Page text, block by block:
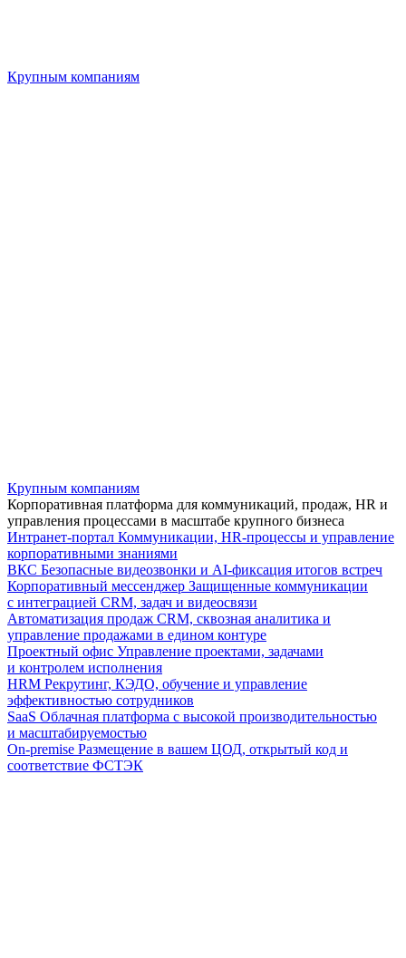
Крупным компаниям
Крупным компаниям
Корпоративная платформа для коммуникаций, продаж, HR и
управления процессами в масштабе крупного бизнеса
Интранет-портал Коммуникации, HR-процессы и управление
корпоративными знаниями
ВКС Безопасные видеозвонки и AI-фиксация итогов встреч
Корпоративный мессенджер Защищенные коммуникации
с интеграцией CRM, задач и видеосвязи
Автоматизация продаж CRM, сквозная аналитика и
управление продажами в едином контуре
Проектный офис Управление проектами, задачами
и контролем исполнения
HRM Рекрутинг, КЭДО, обучение и управление
эффективностью сотрудников
SaaS Облачная платформа с высокой производительностью
и масштабируемостью
On-premise Размещение в вашем ЦОД, открытый код и
соответствие ФСТЭК